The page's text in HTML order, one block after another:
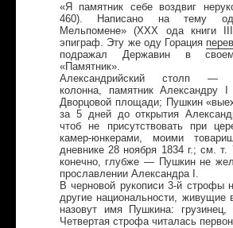
«Я памятник себе воздвиг
460). Написано на тему
Мельпомене» (XXX ода книги
эпиграф. Эту же оду Горация
подражал Державин в своем
«Памятник».
Александрийский столп —
колонна, памятник Александру
Дворцовой площади; Пушкин
за 5 дней до открытия
чтоб не присутствовать при
камер-юнкерами, моими
дневнике 28 ноября 1834 г.; см.
конечно, глубже — Пушкин не
прославлении Александра I.
В черновой рукописи 3-й строфы
другие национальности, живущие
назовут имя Пушкина: грузинец,
Четвертая строфа читалась